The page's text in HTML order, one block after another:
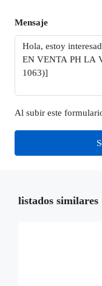
Mensaje
Al subir este
listados similares